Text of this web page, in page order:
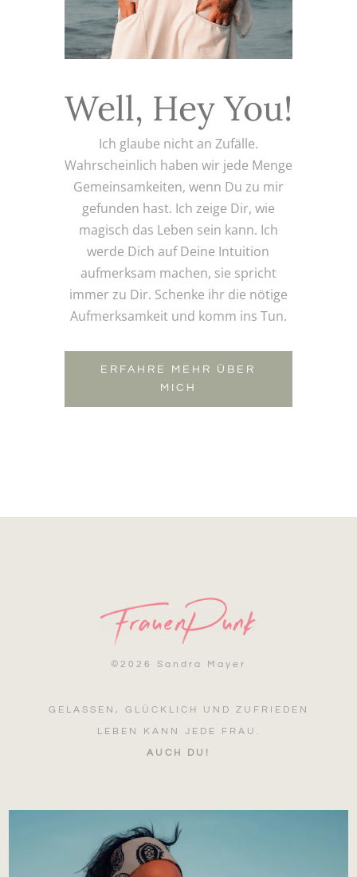
Well, Hey You!
Ich glaube nicht an Zufälle.
Wahrscheinlich haben wir jede Menge
Gemeinsamkeiten, wenn Du zu mir
gefunden hast. Ich zeige Dir, wie
magisch das Leben sein kann. Ich
werde Dich auf Deine Intuition
aufmerksam machen, sie spricht
immer zu Dir. Schenke ihr die nötige
Aufmerksamkeit und komm ins Tun.
ERFAHRE MEHR ÜBER
MICH
© 2026 Sandra Mayer
GELASSEN, GLÜCKLICH UND ZUFRIEDEN
LEBEN KANN JEDE FRAU.
AUCH DU!